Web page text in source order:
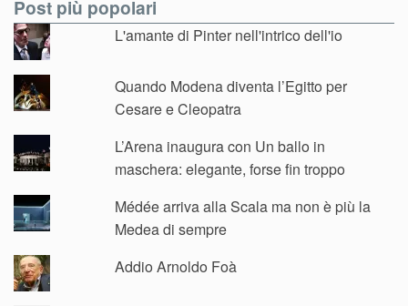
Post più popolari
L'amante di Pinter nell'intrico dell'io
Quando Modena diventa l’Egitto per
Cesare e Cleopatra
L’Arena inaugura con Un ballo in
maschera: elegante, forse fin troppo
Médée arriva alla Scala ma non è più la
Medea di sempre
Addio Arnoldo Foà